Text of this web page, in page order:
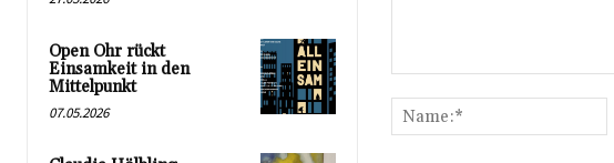
Open Ohr rückt
Einsamkeit in den
Mittelpunkt
07.05.2026